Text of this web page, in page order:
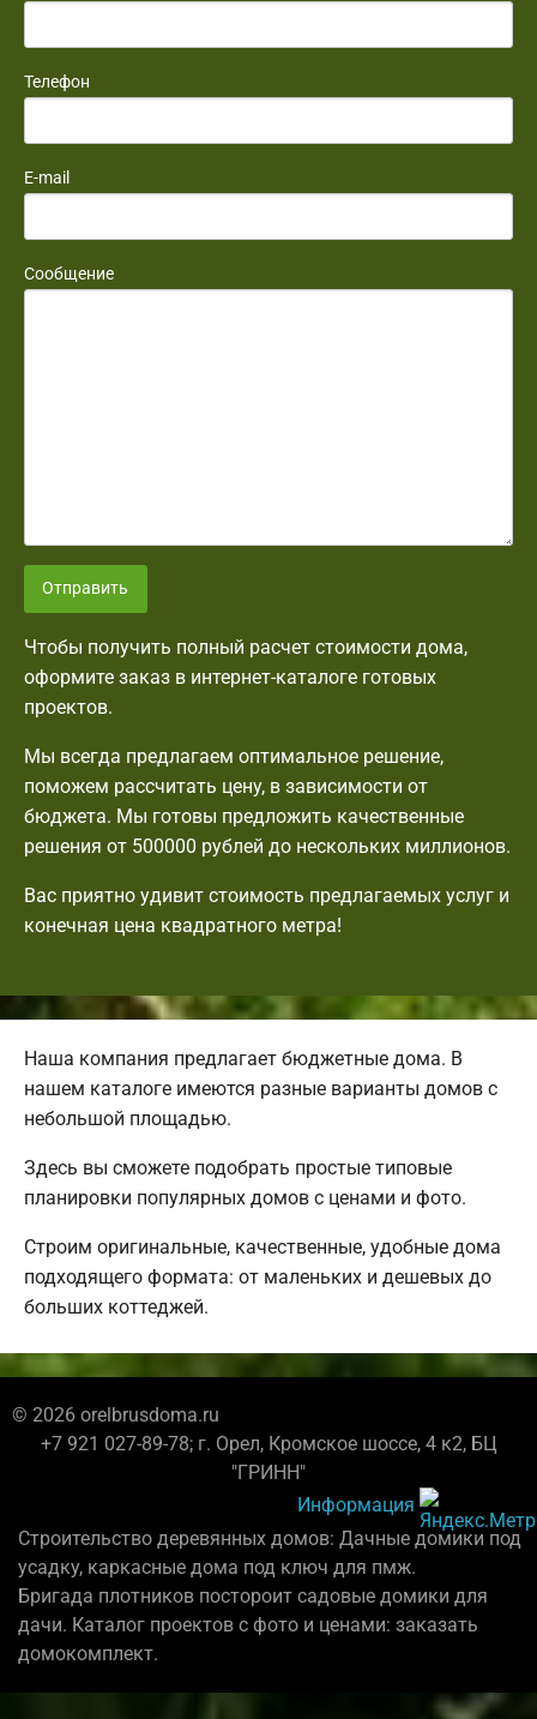
Телефон
E-mail
Сообщение
Отправить
Чтобы получить полный расчет стоимости дома,
оформите заказ в интернет-каталоге готовых
проектов.
Мы всегда предлагаем оптимальное решение,
поможем рассчитать цену, в зависимости от
бюджета. Мы готовы предложить качественные
решения от 500000 рублей до нескольких миллионов.
Вас приятно удивит стоимость предлагаемых услуг и
конечная цена квадратного метра!
Наша компания предлагает бюджетные дома. В
нашем каталоге имеются разные варианты домов с
небольшой площадью.
Здесь вы сможете подобрать простые типовые
планировки популярных домов с ценами и фото.
Строим оригинальные, качественные, удобные дома
подходящего формата: от маленьких и дешевых до
больших коттеджей.
© 2026 orelbrusdoma.ru
+7 921 027-89-78; г. Орел, Кромское шоссе, 4 к2, БЦ
"ГРИНН"
Информация
Строительство деревянных домов: Дачные домики под
усадку, каркасные дома под ключ для пмж.
Бригада плотников постороит садовые домики для
дачи. Каталог проектов с фото и ценами: заказать
домокомплект.